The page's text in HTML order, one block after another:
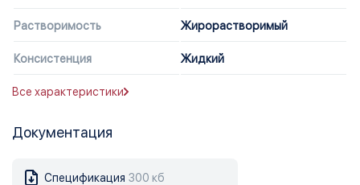
Растворимость Жирорастворимый
Консистенция Жидкий
Все характеристики
Документация
Спецификация 300 кб